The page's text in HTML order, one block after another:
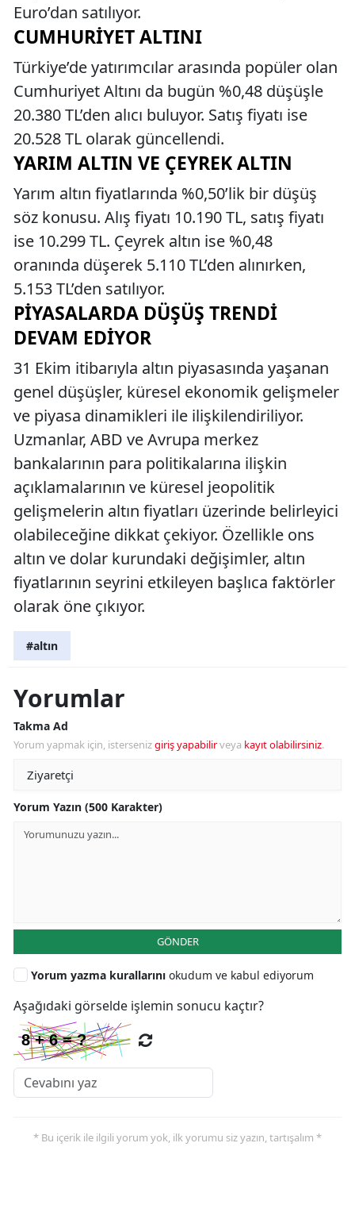
Euro’dan satılıyor.
CUMHURIYET ALTINI
Türkiye’de yatırımcılar arasında popüler olan
Cumhuriyet Altını da bugün %0,48 düşüşle
20.380 TL’den alıcı buluyor. Satış fiyatı ise
20.528 TL olarak güncellendi.
YARIM ALTIN VE ÇEYREK ALTIN
Yarım altın fiyatlarında %0,50’lik bir düşüş
söz konusu. Alış fiyatı 10.190 TL, satış fiyatı
ise 10.299 TL. Çeyrek altın ise %0,48
oranında düşerek 5.110 TL’den alınırken,
5.153 TL’den satılıyor.
PIYASALARDA DÜŞÜŞ TRENDI
DEVAM EDIYOR
31 Ekim itibarıyla altın piyasasında yaşanan
genel düşüşler, küresel ekonomik gelişmeler
ve piyasa dinamikleri ile ilişkilendiriliyor.
Uzmanlar, ABD ve Avrupa merkez
bankalarının para politikalarına ilişkin
açıklamalarının ve küresel jeopolitik
gelişmelerin altın fiyatları üzerinde belirleyici
olabileceğine dikkat çekiyor. Özellikle ons
altın ve dolar kurundaki değişimler, altın
fiyatlarının seyrini etkileyen başlıca faktörler
olarak öne çıkıyor.
#altın
Yorumlar
Takma Ad
Yorum yapmak için, istersenizgiriş yapabilirveya kayıt olabilirsiniz.
Yorum Yazın (500 Karakter)
GÖNDER
Yorum yazma kurallarını okudum ve kabul ediyorum
Aşağıdaki görselde işlemin sonucu kaçtır?
* Bu içerik ile ilgili yorum yok, ilk yorumu siz yazın, tartışalım *